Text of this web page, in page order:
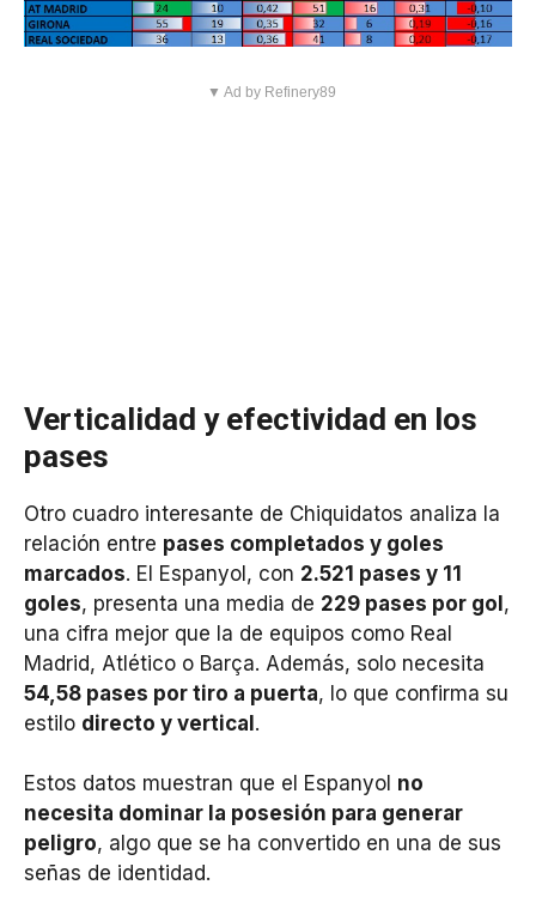
▼ Ad by Refinery89
Verticalidad y efectividad en los
pases
Otro cuadro interesante de Chiquidatos analiza la
relación entre pases completados y goles
marcados. El Espanyol, con 2.521 pases y 11
goles, presenta una media de 229 pases por gol,
una cifra mejor que la de equipos como Real
Madrid, Atlético o Barça. Además, solo necesita
54,58 pases por tiro a puerta, lo que confirma su
estilo directo y vertical.
Estos datos muestran que el Espanyol no
necesita dominar la posesión para generar
peligro, algo que se ha convertido en una de sus
señas de identidad.